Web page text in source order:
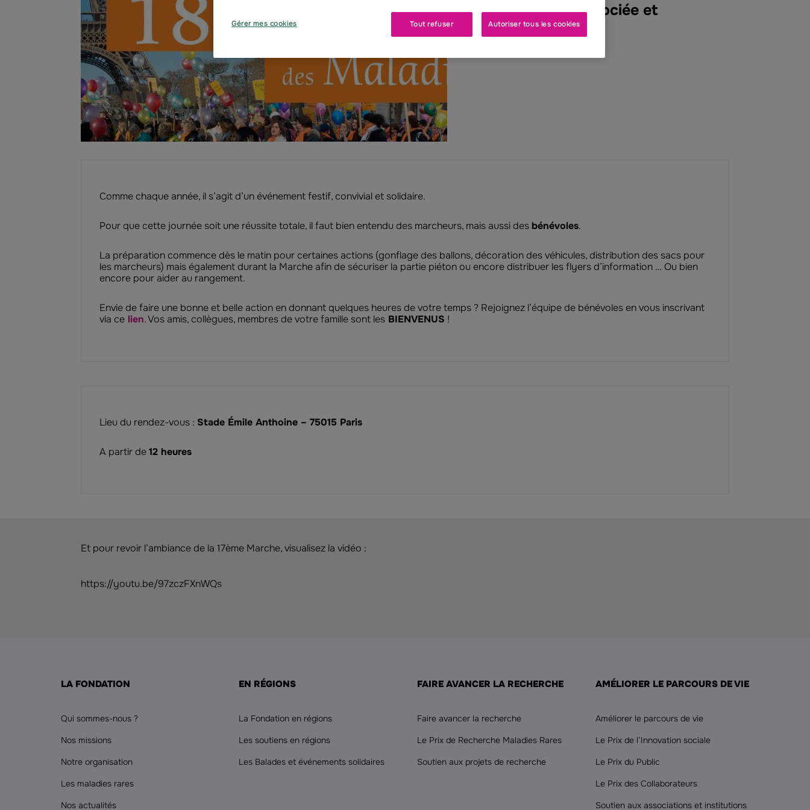
Groupama est associée et
participe.
Comme chaque année, il s’agit d’un événement festif, convivial et solidaire.
Pour que cette journée soit une réussite totale, il faut bien entendu des marcheurs, mais aussi des bénévoles.
La préparation commence dès le matin pour certaines actions (gonflage des ballons, décoration des véhicules, distribution des sacs pour
les marcheurs) mais également durant la Marche afin de sécuriser la partie piéton ou encore distribuer les flyers d’information … Ou bien
encore pour aider au rangement.
Envie de faire une bonne et belle action en donnant quelques heures de votre temps ? Rejoignez l’équipe de bénévoles en vous inscrivant
via ce lien. Vos amis, collègues, membres de votre famille sont les BIENVENUS !
Lieu du rendez-vous : Stade Émile Anthoine – 75015 Paris
A partir de12 heures
Et pour revoir l’ambiance de la 17ème Marche, visualisez la vidéo :
https://youtu.be/97zczFXnWQs
LA FONDATION
Qui sommes-nous ?
Nos missions
Notre organisation
Les maladies rares
Nos actualités
EN RÉGIONS
La Fondation en régions
Les soutiens en régions
Les Balades et événements solidaires
FAIRE AVANCER LA RECHERCHE
Faire avancer la recherche
Le Prix de Recherche Maladies Rares
Soutien aux projets de recherche
AMÉLIORER LE PARCOURS DE VIE
Améliorer le parcours de vie
Le Prix de l’Innovation sociale
Le Prix du Public
Le Prix des Collaborateurs
Soutien aux associations et institutions
Tout refuser Autoriser tous les cookies
Gérer mes cookies